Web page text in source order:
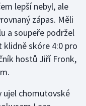
lepší nebyl, ale
zápas. Měli
a soupeře podržel
skóre 4:0 pro
hostů Jiří Fronk,
ujel chomutovské